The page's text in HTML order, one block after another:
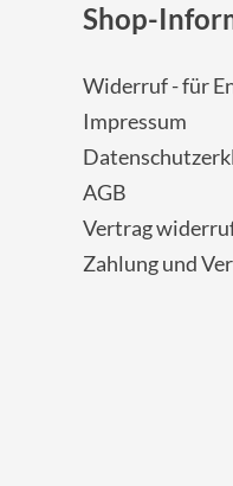
Shop-
Widerruf - für
Impressum
AGB
Vertrag
Zahlung und